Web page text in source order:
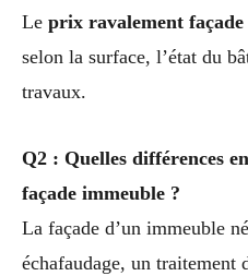
Le prix ravalement façade
selon la surface, l’état du
travaux.
Q2 : Quelles différences
façade immeuble ?
La façade d’un immeuble
échafaudage, un traitement